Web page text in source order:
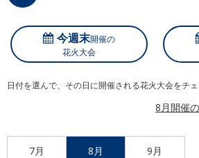
今週末開催の
花火大会
日付を選んで、その日に開催される花火大会をチェ
8月開催
7月 8月 9月